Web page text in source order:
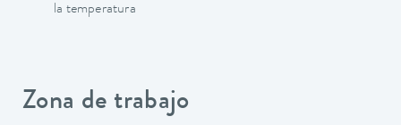
la temperatura
Zona de trabajo